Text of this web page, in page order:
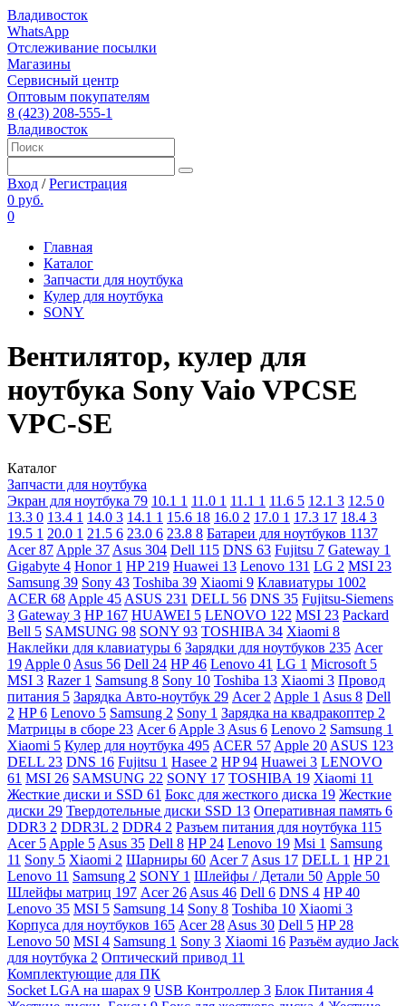
Владивосток
WhatsApp
Отслеживание посылки
Магазины
Сервисный центр
Оптовым покупателям
8 (423) 208-555-1
Владивосток
Вход /Регистрация
0 руб.
0
Главная
Каталог
Запчасти для ноутбука
Кулер для ноутбука
SONY
Вентилятор, кулер для
ноутбука Sony Vaio VPCSE
VPC-SE
Каталог
Запчасти для ноутбука
Экран для ноутбука 79 10.1 1 11.0 1 11.1 1 11.6 5 12.1 3 12.5 0
13.3 0 13.4 1 14.0 3 14.1 1 15.6 18 16.0 2 17.0 1 17.3 17 18.4 3
19.5 1 20.0 1 21.5 6 23.0 6 23.8 8 Батареи для ноутбуков 1137
Acer87 Apple 37 Asus 304 Dell 115 DNS 63 Fujitsu 7 Gateway 1
Gigabyte 4 Honor 1 HP 219 Huawei 13 Lenovo 131 LG 2 MSI 23
Samsung 39 Sony 43 Toshiba 39 Xiaomi 9 Клавиатуры 1002
ACER 68 Apple 45 ASUS 231 DELL 56 DNS 35 Fujitsu-Siemens
3 Gateway 3 HP 167 HUAWEI 5 LENOVO 122 MSI 23 Packard
Bell 5 SAMSUNG 98 SONY 93 TOSHIBA 34 Xiaomi 8
Наклейки для клавиатуры 6 Зарядки для ноутбуков 235 Acer
19 Apple 0 Asus 56 Dell 24 HP46 Lenovo 41 LG 1 Microsoft 5
MSI 3 Razer 1 Samsung 8 Sony 10 Toshiba 13 Xiaomi 3 Провод
питания 5 Зарядка Авто-ноутбук 29 Acer 2 Apple 1 Asus 8 Dell
2 HP6 Lenovo 5 Samsung 2 Sony 1 Зарядка на квадракоптер 2
Матрицы в сборе 23 Acer6 Apple 3 Asus 6 Lenovo 2 Samsung 1
Xiaomi 5 Кулер для ноутбука 495 ACER 57 Apple 20 ASUS 123
DELL 23 DNS 16 Fujitsu 1 Hasee 2 HP94 Huawei 3 LENOVO
61 MSI 26 SAMSUNG 22 SONY 17 TOSHIBA 19 Xiaomi 11
Жесткие диски и SSD 61 Бокс для жесткого диска 19 Жесткие
диски 29 Твердотельные диски SSD 13 Оперативная память 6
DDR3 2 DDR3L 2 DDR4 2 Разъем питания для ноутбука 115
Acer 5 Apple 5 Asus 35 Dell 8 HP 24 Lenovo 19 Msi 1 Samsung
11 Sony 5 Xiaomi 2 Шарниры 60 Acer 7 Asus 17 DELL 1 HP 21
Lenovo 11 Samsung 2 SONY 1 Шлейфы / Детали 50 Apple 50
Шлейфы матриц 197 Acer 26 Asus 46 Dell 6 DNS 4 HP40
Lenovo 35 MSI 5 Samsung 14 Sony 8 Toshiba 10 Xiaomi 3
Корпуса для ноутбуков 165 Acer 28 Asus 30 Dell 5 HP 28
Lenovo 50 MSI 4 Samsung 1 Sony 3 Xiaomi 16 Разъём аудио Jack
для ноутбука 2 Оптический привод 11
Комплектующие для ПК
Socket LGA на шарах 9 USB Контроллер 3 Блок Питания 4